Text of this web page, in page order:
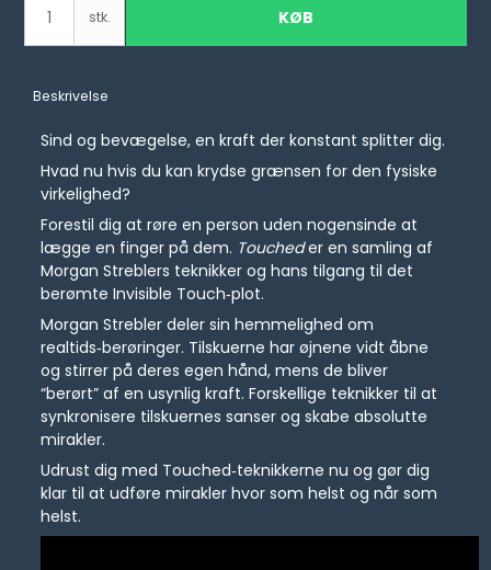
stk. KØB
Beskrivelse
Sind og bevægelse, en kraft der konstant splitter dig.
Hvad nu hvis du kan krydse grænsen for den fysiske
virkelighed?
Forestil dig at røre en person uden nogensinde at
lægge en finger på dem. Toucheder en samling af
Morgan Streblers teknikker og hans tilgang til det
berømte Invisible Touch‑plot.
Morgan Strebler deler sin hemmelighed om
realtids‑berøringer. Tilskuerne har øjnene vidt åbne
og stirrer på deres egen hånd, mens de bliver
“berørt” af en usynlig kraft. Forskellige teknikker til at
synkronisere tilskuernes sanser og skabe absolutte
mirakler.
Udrust dig med Touched‑teknikkerne nu og gør dig
klar til at udføre mirakler hvor som helst og når som
helst.